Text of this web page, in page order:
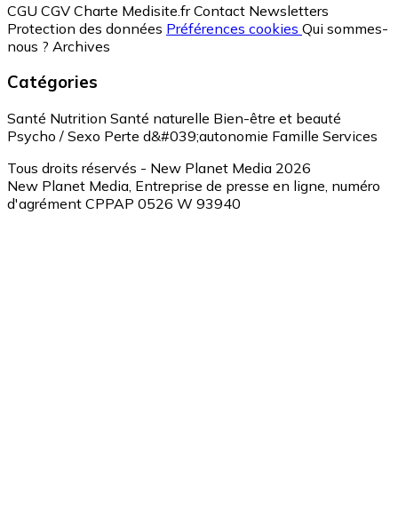
CGU CGV Charte Medisite.fr Contact Newsletters
Protection des données Préférences cookies Qui sommes-
nous ? Archives
Catégories
Santé Nutrition Santé naturelle Bien-être et beauté
Psycho / Sexo Perte d&#039;autonomie Famille Services
Tous droits réservés - New Planet Media 2026
New Planet Media, Entreprise de presse en ligne, numéro
d'agrément CPPAP 0526 W 93940